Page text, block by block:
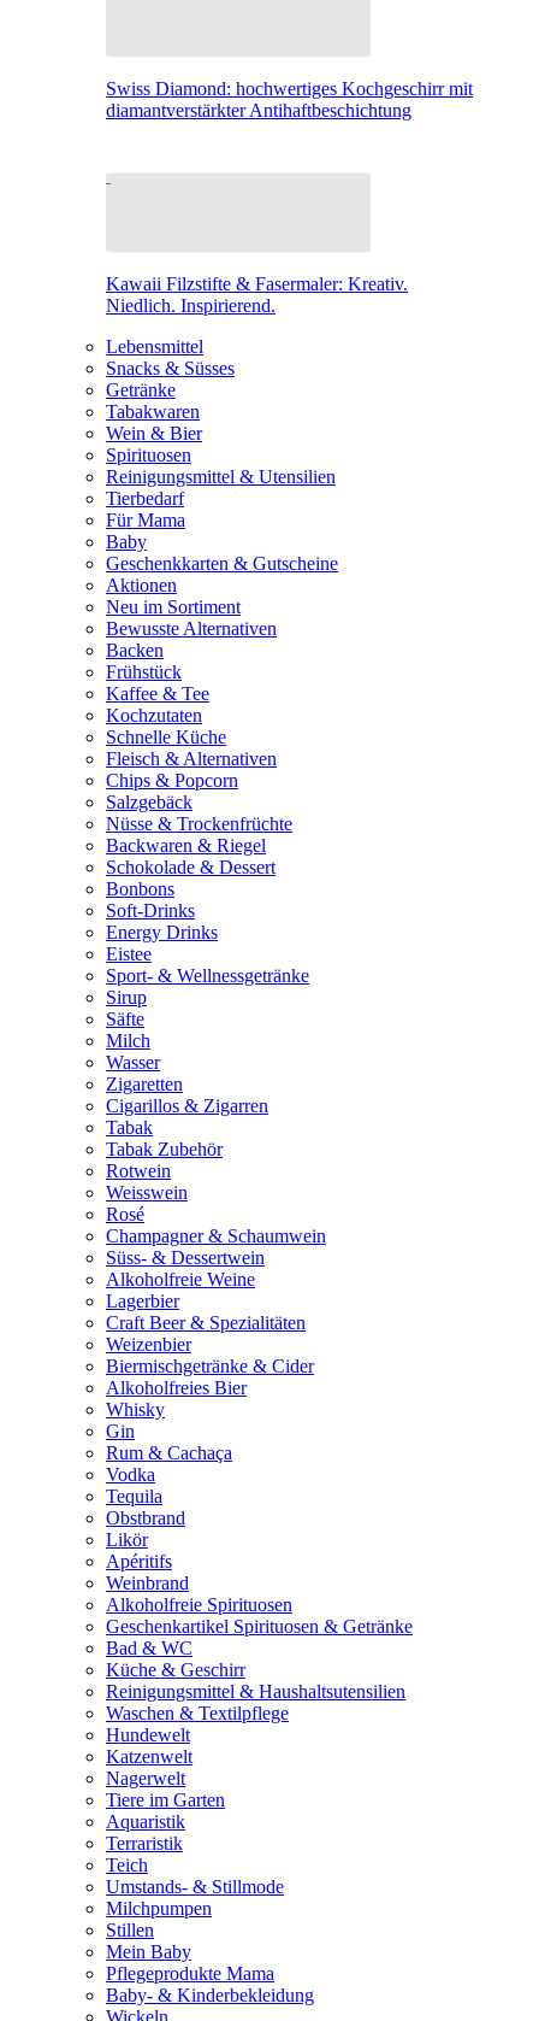
Swiss Diamond: hochwertiges Kochgeschirr mit
diamantverstärkter Antihaftbeschichtung
Kawaii Filzstifte & Fasermaler: Kreativ.
Niedlich. Inspirierend.
Lebensmittel
Snacks & Süsses
Getränke
Tabakwaren
Wein & Bier
Spirituosen
Reinigungsmittel & Utensilien
Tierbedarf
Für Mama
Baby
Geschenkkarten & Gutscheine
Aktionen
Neu im Sortiment
Bewusste Alternativen
Backen
Frühstück
Kaffee & Tee
Kochzutaten
Schnelle Küche
Fleisch & Alternativen
Chips & Popcorn
Salzgebäck
Nüsse & Trockenfrüchte
Backwaren & Riegel
Schokolade & Dessert
Bonbons
Soft-Drinks
Energy Drinks
Eistee
Sport- & Wellnessgetränke
Sirup
Säfte
Milch
Wasser
Zigaretten
Cigarillos & Zigarren
Tabak
Tabak Zubehör
Rotwein
Weisswein
Rosé
Champagner & Schaumwein
Süss- & Dessertwein
Alkoholfreie Weine
Lagerbier
Craft Beer & Spezialitäten
Weizenbier
Biermischgetränke & Cider
Alkoholfreies Bier
Whisky
Gin
Rum & Cachaça
Vodka
Tequila
Obstbrand
Likör
Apéritifs
Weinbrand
Alkoholfreie Spirituosen
Geschenkartikel Spirituosen & Getränke
Bad & WC
Küche & Geschirr
Reinigungsmittel & Haushaltsutensilien
Waschen & Textilpflege
Hundewelt
Katzenwelt
Nagerwelt
Tiere im Garten
Aquaristik
Terraristik
Teich
Umstands- & Stillmode
Milchpumpen
Stillen
Mein Baby
Pflegeprodukte Mama
Baby- & Kinderbekleidung
Wickeln